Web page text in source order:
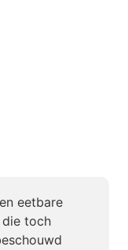
eetbare
toch